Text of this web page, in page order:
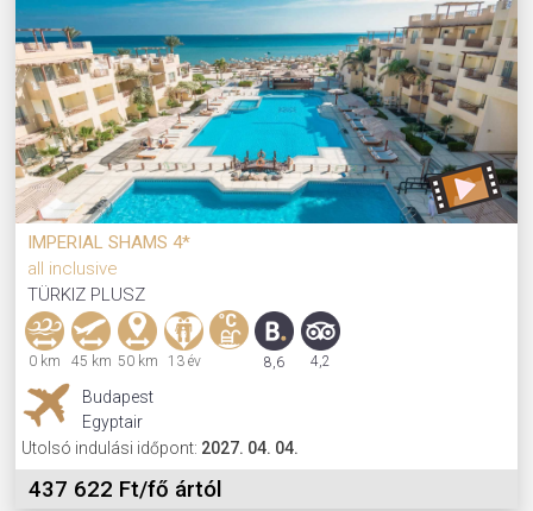
IMPERIAL SHAMS 4*
all inclusive
TÜRKIZ PLUSZ
0 km 45 km 50 km 13 év 8,6 4,2
Budapest
Egyptair
Utolsó indulási időpont: 2027. 04. 04.
437 622 Ft/fő ártól